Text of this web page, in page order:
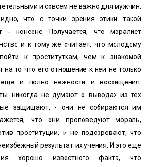
и совсем не важно для мужчин.
что с точки зрения этики такой
- нонсенс. Получается, что моралист
и к тому же считает, что молодому
к проституткам, чем к знакомой
на то что его отношение к ней не только
еще и полно нежности и восхищения.
никогда не думают о выводах из тех
защищают, - они не собираются им
что они проповедуют мораль,
проституции, и не подозревают, что
результат их учения. И это еще
хорошо известного факта, что